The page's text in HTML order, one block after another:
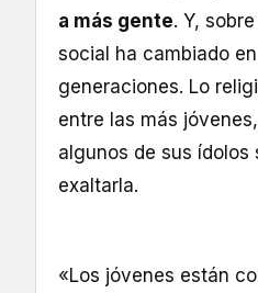
a más gente. Y,
social ha cambiado
generaciones. Lo
entre las más
algunos de sus ídolos
exaltarla.
«Los jóvenes están